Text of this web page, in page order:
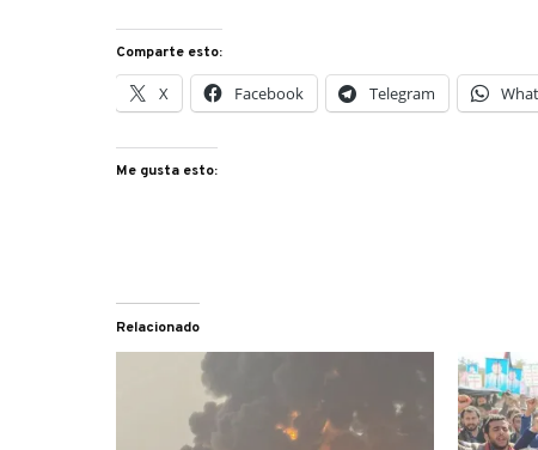
Comparte esto:
X Facebook Telegram
Me gusta esto:
Relacionado